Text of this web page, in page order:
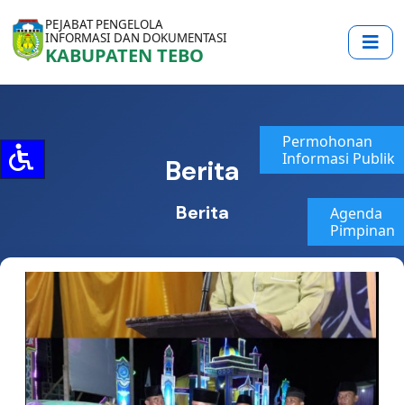
Permohonan
Informasi Publik
Agenda
Pimpinan
PEJABAT PENGELOLA
INFORMASI DAN DOKUMENTASI
KABUPATEN TEBO
Berita
Berita